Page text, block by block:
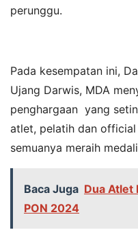
perunggu.
Pada kesempatan ini,
Ujang Darwis, MDA
penghargaan yang
atlet, pelatih dan
semuanya meraih
Baca Juga Dua Atlet
PON 2024